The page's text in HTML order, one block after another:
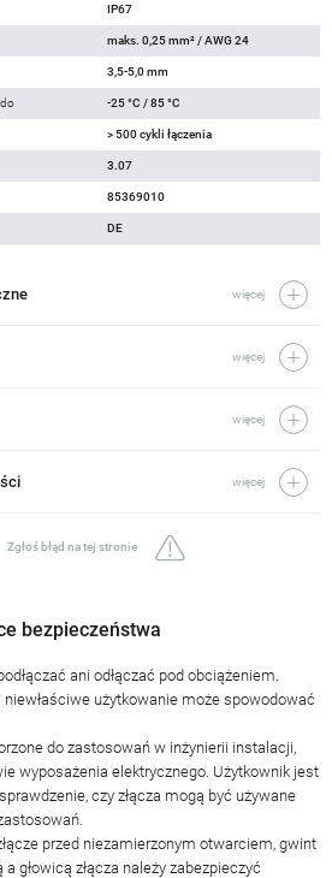
IP67
maks. 0,25 mm² / AWG 24
3,5-5,0 mm
-25 °C / 85 °C
> 500 cykli łączenia
3.07
85369010
DE
więcej
więcej
więcej
więcej
Zgłoś błąd na tej stronie
bezpieczeństwa
ani odłączać pod obciążeniem.
niewłaściwe użytkowanie może spowodować
do zastosowań w inżynierii instalacji,
wyposażenia elektrycznego. Użytkownik jest
czy złącza mogą być używane
przed niezamierzonym otwarciem, gwint
głowicą złącza należy zabezpieczyć